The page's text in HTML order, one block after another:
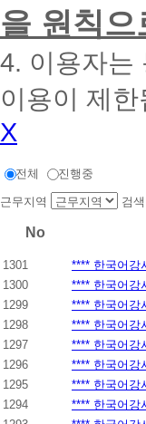
을 원칙으
4. 이용자는
이용이 제한
X
전체 진행중
근무지역 검
No
1301
**** 한국어강
1300
**** 한국어강
1299
**** 한국어강
1298
**** 한국어강
1297
**** 한국어강
1296
**** 한국어강
1295
**** 한국어강
1294
**** 한국어강